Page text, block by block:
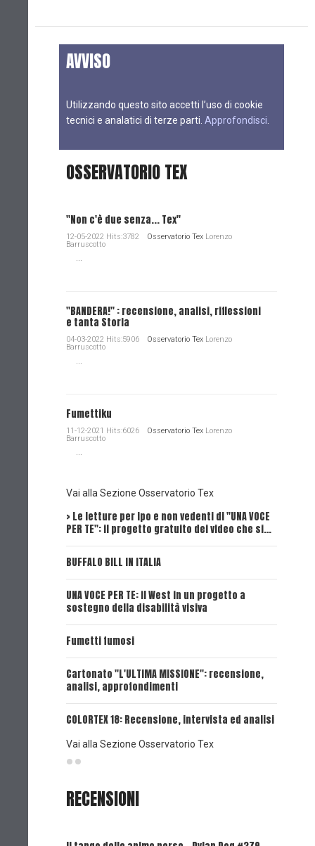
AVVISO
Utilizzando questo sito accetti l’uso di cookie
tecnici e analatici di terze parti. Approfondisci
OSSERVATORIO TEX
"Non c'è due senza... Tex"
12-05-2022 Hits:3782 Osservatorio Tex Lorenzo
Barruscotto
"BANDERA!" : recensione, analisi, riflessioni
e tanta Storia
04-03-2022 Hits:5906 Osservatorio Tex Lorenzo
Barruscotto
Fumettiku
11-12-2021 Hits:6026 Osservatorio Tex Lorenzo
Barruscotto
Vai alla Sezione Osservatorio Tex
> Le letture per ipo e non vedenti di "UNA VOCE
PER TE": il progetto gratuito dei video che si…
BUFFALO BILL IN ITALIA
UNA VOCE PER TE: il West in un progetto a
sostegno della disabilità visiva
Fumetti fumosi
Cartonato "L'ULTIMA MISSIONE": recensione,
analisi, approfondimenti
COLORTEX 18: Recensione, intervista ed analisi
Vai alla Sezione Osservatorio Tex
RECENSIONI